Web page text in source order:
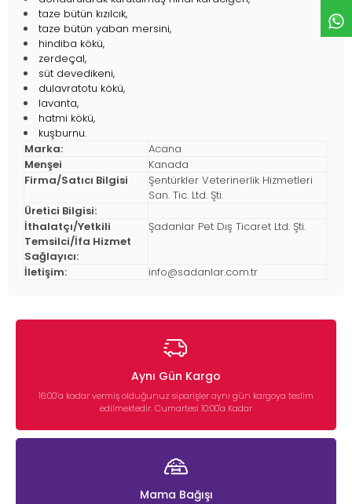
taze bütün kızılcık,
taze bütün yaban mersini,
hindiba kökü,
zerdeçal,
süt devedikeni,
dulavratotu kökü,
lavanta,
hatmi kökü,
kuşburnu.
Marka:
Acana
Menşei
Kanada
Firma/Satıcı Bilgisi
Şentürkler Veterinerlik Hizmetleri
San. Tic. Ltd. Şti.
Üretici Bilgisi:
İthalatçı/Yetkili
Temsilci/İfa Hizmet
Sağlayıcı:
Şadanlar Pet Dış Ticaret Ltd. Şti.
İletişim: info@sadanlar.com.tr
Aynı Gün Kargo
16:00’a kadar vermiş olduğunuz siparişler aynı gün kargoya teslim
edilmektedir. Cumartesi 10:00'a Kadar
Mama Bağışı